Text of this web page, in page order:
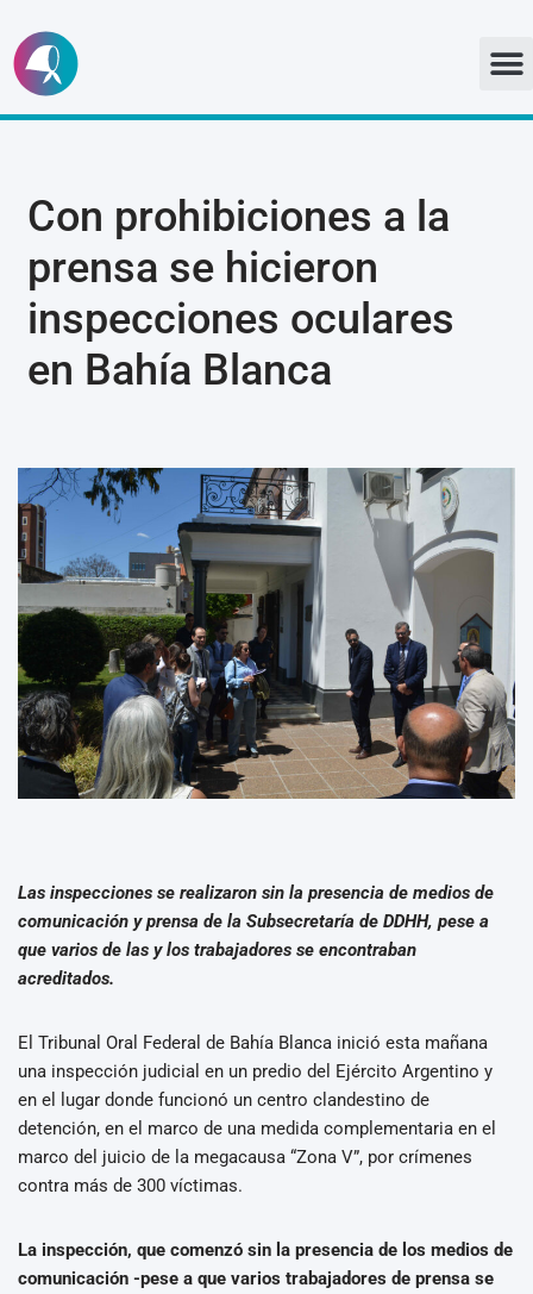
Ir
al
Con prohibiciones a la
prensa se hicieron
inspecciones oculares
en Bahía Blanca
Las inspecciones se realizaron sin la presencia de medios de
comunicación y prensa de la Subsecretaría de DDHH, pese a
que varios de las y los trabajadores se encontraban
acreditados.
El Tribunal Oral Federal de Bahía Blanca inició esta mañana
una inspección judicial en un predio del Ejército Argentino y
en el lugar donde funcionó un centro clandestino de
detención, en el marco de una medida complementaria en el
marco del juicio de la megacausa “Zona V”, por crímenes
contra más de 300 víctimas.
La inspección, que comenzó sin la presencia de los medios de
comunicación -pese a que varios trabajadores de prensa se